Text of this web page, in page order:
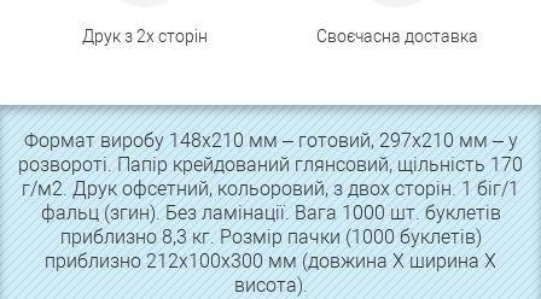
Друк з 2х сторін Своєчасна доставка
Формат виробу 148х210 мм – готовий, 297х210 мм – у
розвороті. Папір крейдований глянсовий, щільність 170
г/м2. Друк офсетний, кольоровий, з двох сторін. 1 біг/1
фальц (згин). Без ламінації. Вага 1000 шт. буклетів
приблизно 8,3 кг. Розмір пачки (1000 буклетів)
приблизно 212х100х300 мм (довжина Х ширина Х
висота).